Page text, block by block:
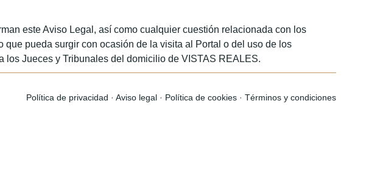
este Aviso Legal, así como cualquier cuestión relacionada con los
pueda surgir con ocasión de la visita al Portal o del uso de los
los Jueces y Tribunales del domicilio de VISTAS REALES.
Política de privacidad · Aviso legal · Política de cookies · Términos y condiciones